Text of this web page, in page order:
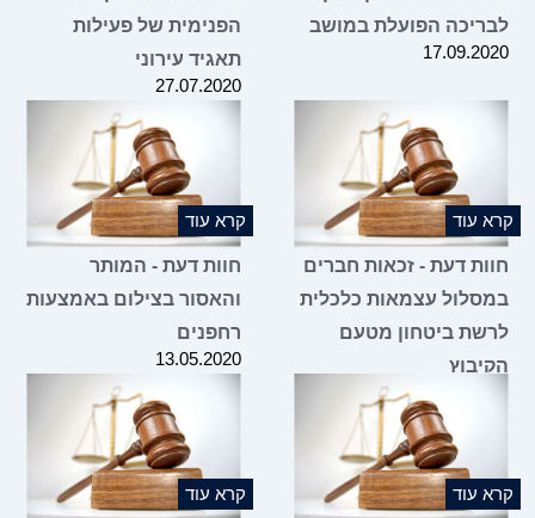
לבריכה הפועלת במושב
17.09.2020
הפנימית של פעילות
תאגיד עירוני
27.07.2020
קרא עוד
חוות דעת - זכאות חברים
במסלול עצמאות כלכלית
לרשת ביטחון מטעם
הקיבוץ
קרא עוד
חוות דעת - המותר
והאסור בצילום באמצעות
רחפנים
13.05.2020
קרא עוד קרא עוד